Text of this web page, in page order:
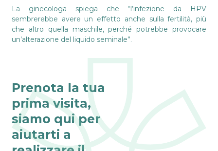
La ginecologa spiega che “l’infezione da HPV
sembrerebbe avere un effetto anche sulla fertilità, più
che altro quella maschile, perché potrebbe provocare
un’alterazione del liquido seminale”.
Prenota la tua
prima visita,
siamo qui per
aiutarti a